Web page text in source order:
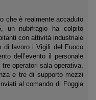
che è realmente accaduto
un nubifragio ha colpito
con attività industriale
di lavoro i Vigili del Fuoco
dell’evento il personale
operatori sala operativa,
e tre di supporto mezzi
al comando di Foggia